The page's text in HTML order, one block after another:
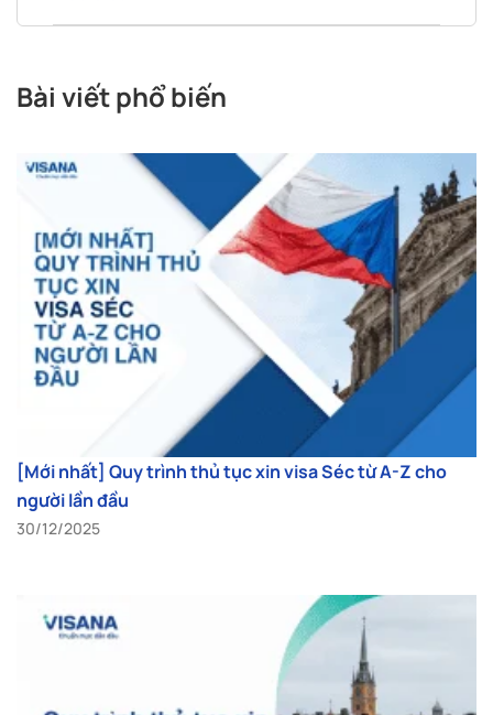
Bài viết phổ biến
[Mới nhất] Quy trình thủ tục xin visa Séc từ A-Z cho
người lần đầu
30/12/2025